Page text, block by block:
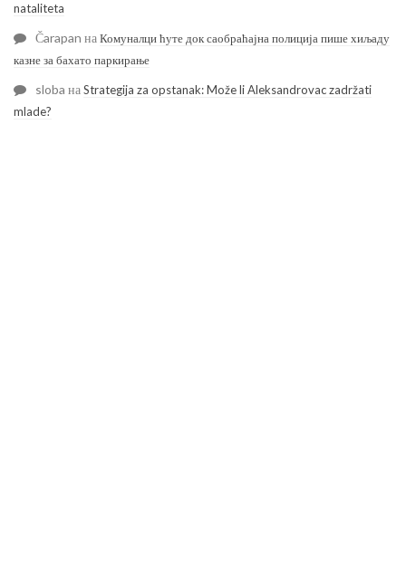
nataliteta
Čarapan наКомуналци ћуте док саобраћајна полиција пише хиљаду
казне за бахато паркирање
sloba наStrategija za opstanak: Može li Aleksandrovac zadržati
mlade?